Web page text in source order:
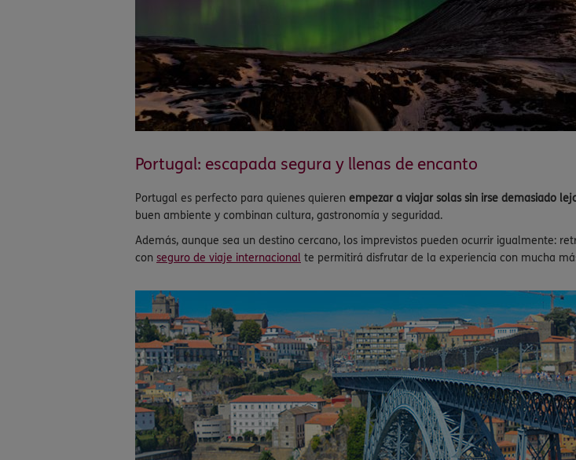
Portugal: escapada segura y llenas de encanto
Portugal es perfecto para quienes quieren empezar a viajar solas sin irse demasiado
buen ambiente y combinan cultura, gastronomía y seguridad.
Además, aunque sea un destino cercano, los imprevistos pueden ocurrir igualmente:
con seguro de viaje internacional te permitirá disfrutar de la experiencia con mucha